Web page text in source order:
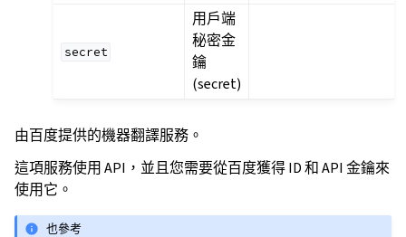
secret
用戶端
秘密金
鑰
(secret)
由百度提供的機器翻譯服務。
這項服務使用 API，並且您需要從百度獲得 ID 和 API 金鑰來
使用它。
也參考